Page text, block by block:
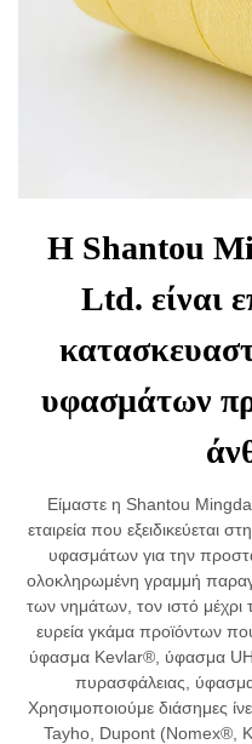
Η Shantou
Ltd. είναι
υφασμάτων
Είμαστε η Shantou
εταιρεία που εξειδικεύεται
υφασμάτων για την
ολοκληρωμένη γραμμή
των νημάτων, τον ιστό μέχρι
ευρεία γκάμα προϊόντων
ύφασμα Kevlar®, ύφασμα
πυρασφάλειας,
Χρησιμοποιούμε διάσημες
Tayho, Dupont (Nomex®,